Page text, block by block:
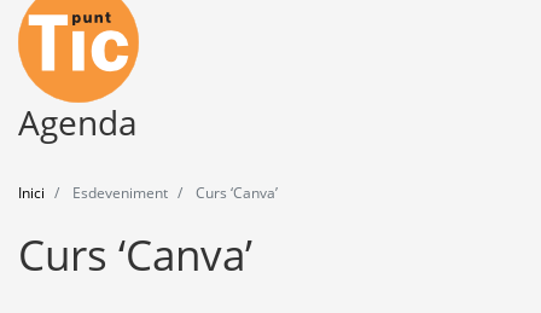
Punt TIC
Actualitat
Eines
Agenda
Inici Esdeveniment Curs ‘Canva’
Curs ‘Canva’